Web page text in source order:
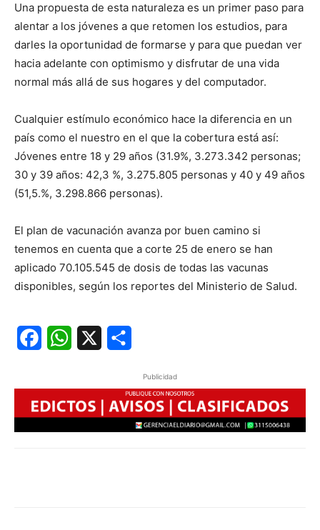
Una propuesta de esta naturaleza es un primer paso para
alentar a los jóvenes a que retomen los estudios, para
darles la oportunidad de formarse y para que puedan ver
hacia adelante con optimismo y disfrutar de una vida
normal más allá de sus hogares y del computador.
Cualquier estímulo económico hace la diferencia en un
país como el nuestro en el que la cobertura está así:
Jóvenes entre 18 y 29 años (31.9%, 3.273.342 personas;
30 y 39 años: 42,3 %, 3.275.805 personas y 40 y 49 años
(51,5.%, 3.298.866 personas).
El plan de vacunación avanza por buen camino si
tenemos en cuenta que a corte 25 de enero se han
aplicado 70.105.545 de dosis de todas las vacunas
disponibles, según los reportes del Ministerio de Salud.
FacebookWhatsApp
Publicidad